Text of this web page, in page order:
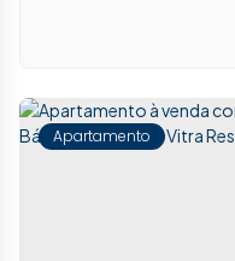
Apartamento